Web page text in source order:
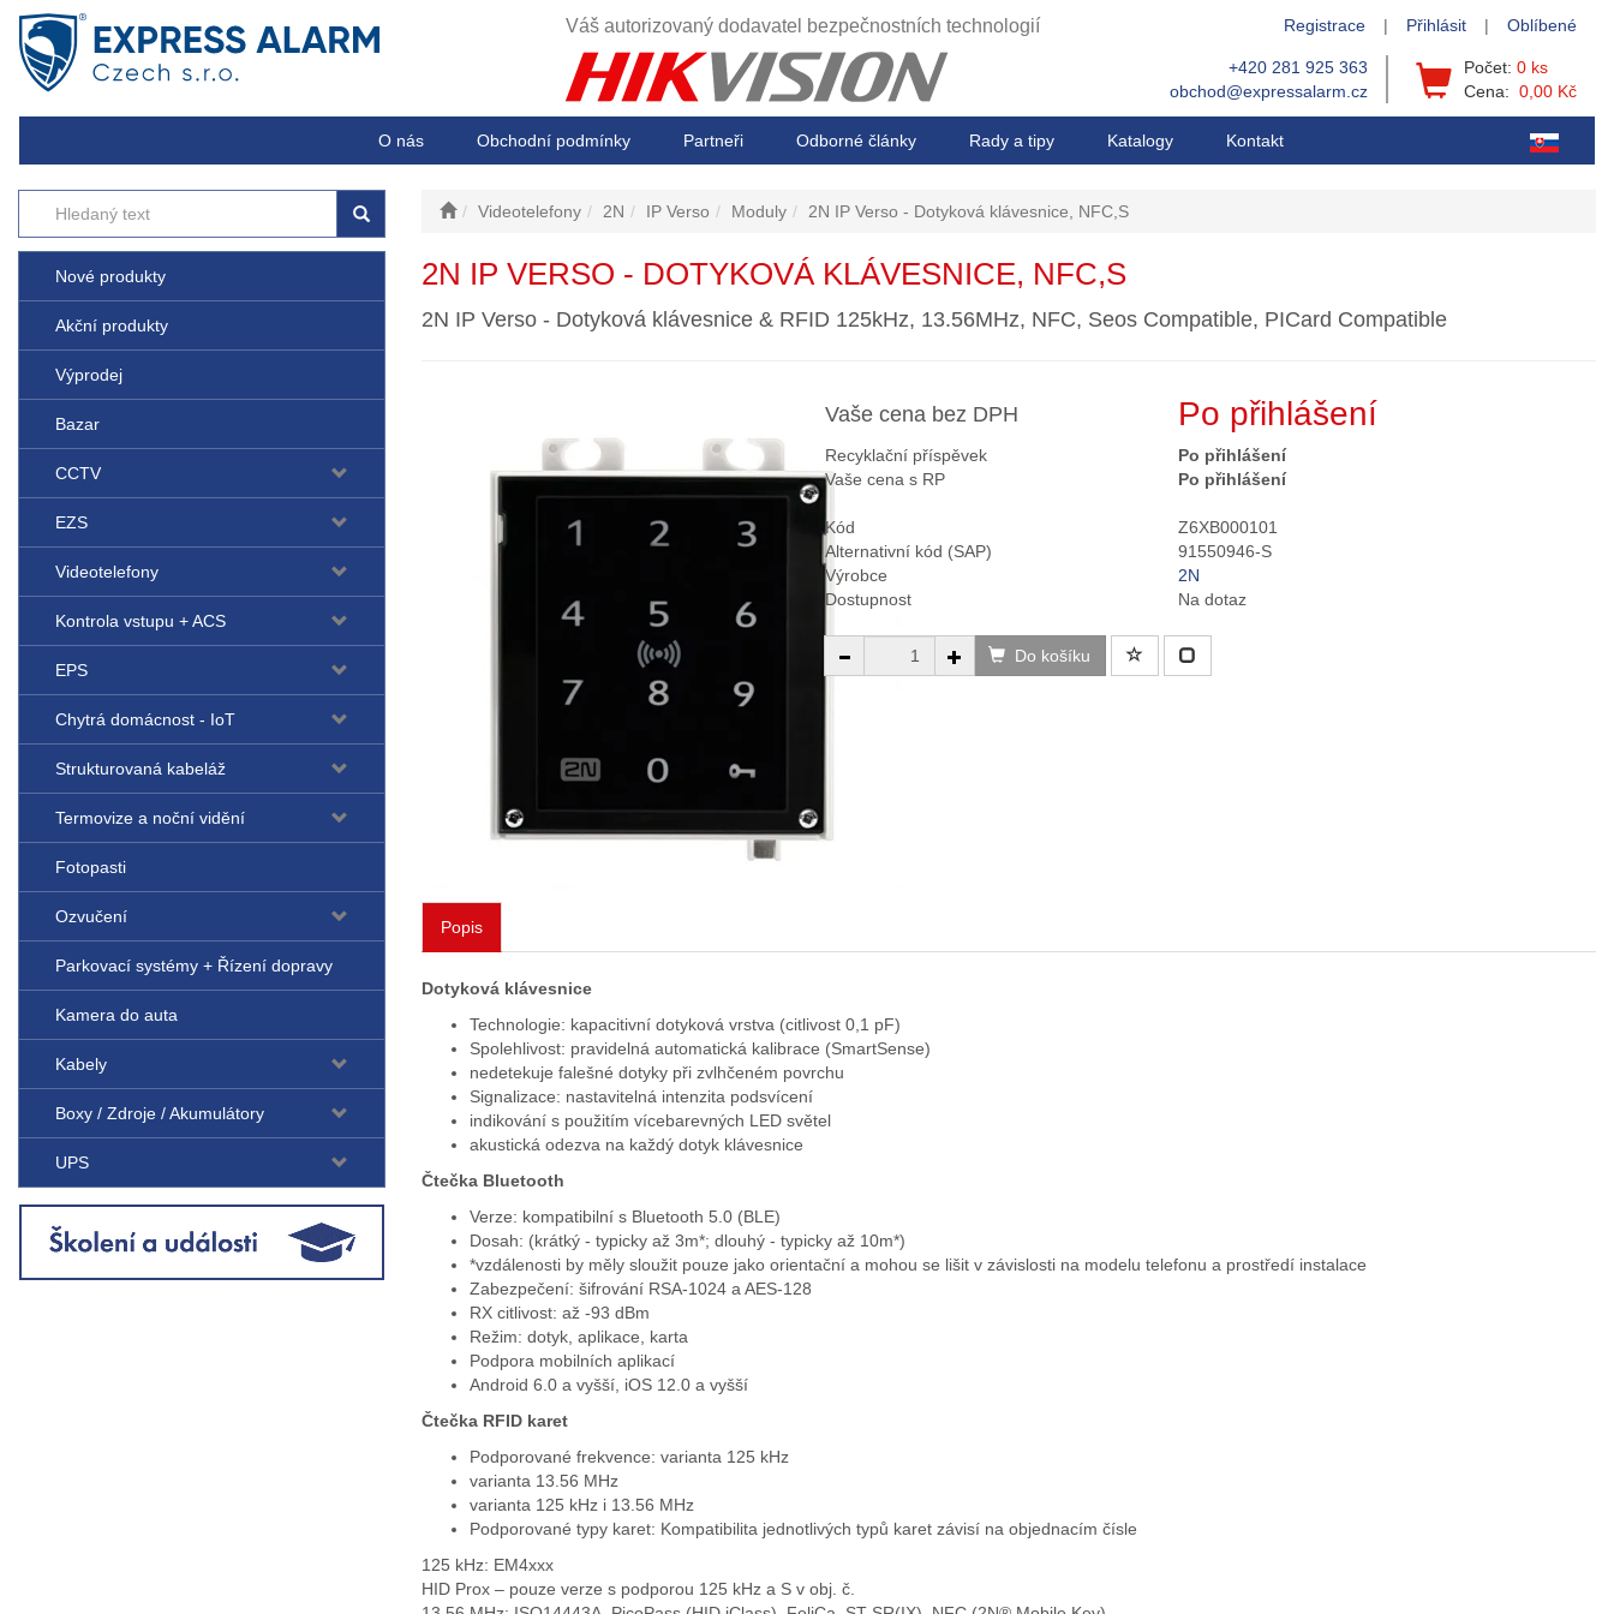
Váš autorizovaný dodavatel bezpečnostních technologií Registrace | Přihlásit | Oblíbené
+420 281 925 363
obchod@expressalarm.cz
Počet: 0 ks
Cena: 0,00 Kč
O nás Obchodní podmínky Partneři Odborné články Rady a tipy Katalogy Kontakt
Nové produkty
Akční produkty
Výprodej
Bazar
CCTV
EZS
Videotelefony
Kontrola vstupu + ACS
EPS
Chytrá domácnost - IoT
Strukturovaná kabeláž
Termovize a noční vidění
Fotopasti
Ozvučení
Parkovací systémy + Řízení dopravy
Kamera do auta
Kabely
Boxy / Zdroje / Akumulátory
UPS
Videotelefony 2N IP Verso Moduly 2N IP Verso - Dotyková klávesnice, NFC,S
2N IP VERSO - DOTYKOVÁ KLÁVESNICE, NFC,S
2N IP Verso - Dotyková klávesnice & RFID 125kHz, 13.56MHz, NFC, Seos Compatible, PICard Compatible
Vaše cena bez DPH Po přihlášení
Recyklační příspěvek
Po přihlášení
Vaše cena s RP
Po přihlášení
Kód
Z6XB000101
Alternativní kód (SAP)
91550946-S
Výrobce
2N
Dostupnost
Na dotaz
Do košíku
Popis
Dotyková klávesnice
Technologie: kapacitivní dotyková vrstva (citlivost 0,1 pF)
Spolehlivost: pravidelná automatická kalibrace (SmartSense)
nedetekuje falešné dotyky při zvlhčeném povrchu
Signalizace: nastavitelná intenzita podsvícení
indikování s použitím vícebarevných LED světel
akustická odezva na každý dotyk klávesnice
Čtečka Bluetooth
Verze: kompatibilní s Bluetooth 5.0 (BLE)
Dosah: (krátký - typicky až 3m*; dlouhý - typicky až 10m*)
*vzdálenosti by měly sloužit pouze jako orientační a mohou se lišit v závislosti na modelu telefonu a prostředí instalace
Zabezpečení: šifrování RSA-1024 a AES-128
RX citlivost: až -93 dBm
Režim: dotyk, aplikace, karta
Podpora mobilních aplikací
Android 6.0 a vyšší, iOS 12.0 a vyšší
Čtečka RFID karet
Podporované frekvence: varianta 125 kHz
varianta 13.56 MHz
varianta 125 kHz i 13.56 MHz
Podporované typy karet: Kompatibilita jednotlivých typů karet závisí na objednacím čísle
125 kHz: EM4xxx
HID Prox – pouze verze s podporou 125 kHz a S v obj. č.